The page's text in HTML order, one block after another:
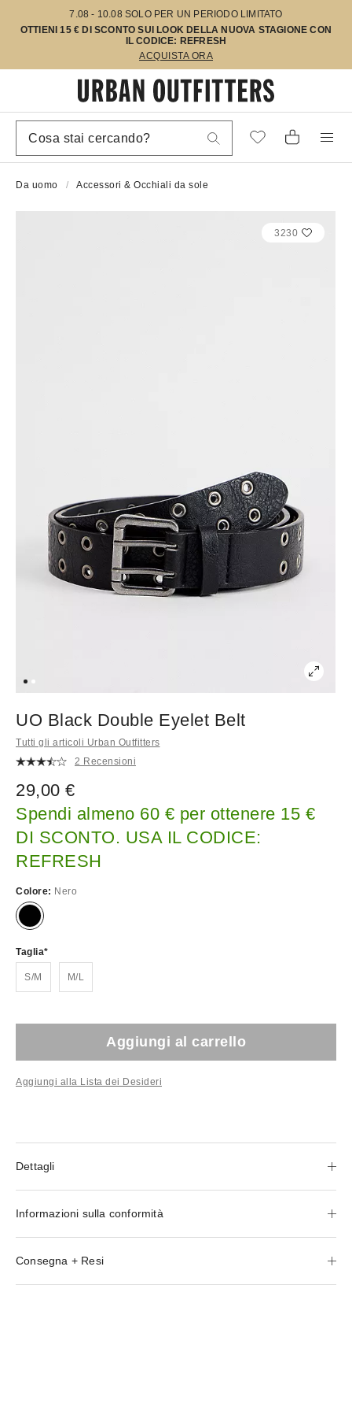
7.08 - 10.08 SOLO PER UN PERIODO LIMITATO
OTTIENI 15 € DI SCONTO SUI LOOK DELLA NUOVA STAGIONE CON
IL CODICE: REFRESH
ACQUISTA ORA
Da uomo Accessori & Occhiali da sole
3230
UO Black Double Eyelet Belt
Tutti gli articoli Urban Outfitters
2 Recensioni
29,00 €
Spendi almeno 60 € per ottenere 15 €
DI SCONTO. USA IL CODICE:
REFRESH
Colore: Nero
Taglia
S/M M/L
Aggiungi al carrello
Aggiungi alla Lista dei Desideri
Dettagli
Informazioni sulla conformità
Consegna + Resi